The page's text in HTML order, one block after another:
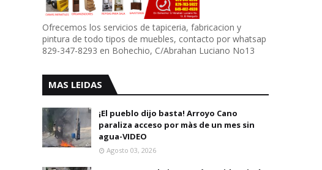
Ofrecemos los servicios de tapiceria, fabricacion y
pintura de todo tipos de muebles, contacto por whatsap
829-347-8293 en Bohechio, C/Abrahan Luciano No13
MAS LEIDAS
¡El pueblo dijo basta! Arroyo Cano
paraliza acceso por màs de un mes sin
agua-VIDEO
Agosto 03, 2026